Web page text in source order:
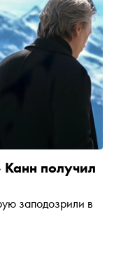
получил
заподозрили в